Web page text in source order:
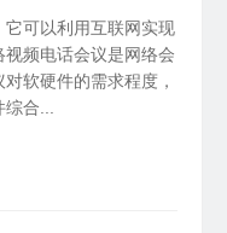
可以利用互联网实现
频电话会议是网络会
软硬件的需求程度，
合...